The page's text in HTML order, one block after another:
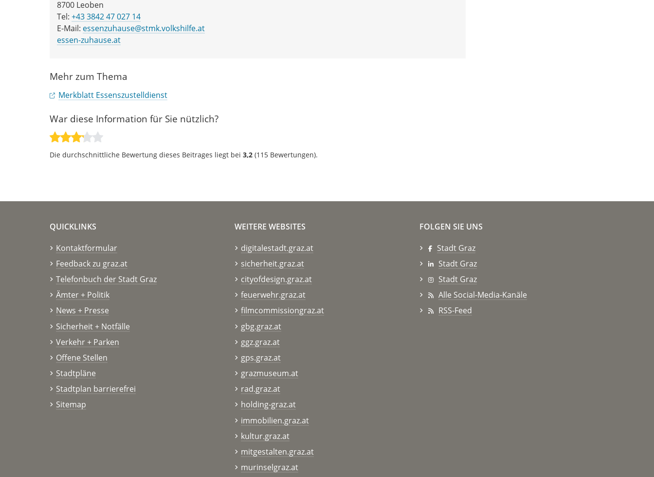
8700 Leoben
Tel: +43 3842 47 027 14
E-Mail: essenzuhause@stmk.volkshilfe.at
essen-zuhause.at
Mehr zum Thema
Merkblatt Essenszustelldienst
War diese Information für Sie nützlich?
Die durchschnittliche Bewertung dieses Beitrages liegt bei 3,2 (115 Bewertungen).
QUICKLINKS
Kontaktformular
Feedback zu graz.at
Telefonbuch der Stadt Graz
Ämter + Politik
News + Presse
Sicherheit + Notfälle
Verkehr + Parken
Offene Stellen
Stadtpläne
Stadtplan barrierefrei
Sitemap
WEITERE WEBSITES
digitalestadt.graz.at
sicherheit.graz.at
cityofdesign.graz.at
feuerwehr.graz.at
filmcommissiongraz.at
gbg.graz.at
ggz.graz.at
gps.graz.at
grazmuseum.at
rad.graz.at
holding-graz.at
immobilien.graz.at
kultur.graz.at
mitgestalten.graz.at
murinselgraz.at
FOLGEN SIE UNS
Stadt Graz
Stadt Graz
Stadt Graz
Alle Social-Media-Kanäle
RSS-Feed